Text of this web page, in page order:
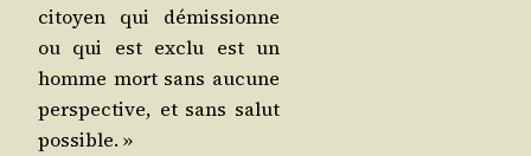
citoyen qui démis­sionne
ou qui est exclu est un
homme mort sans aucune
pers­pec­tive, et sans salut
possible. »